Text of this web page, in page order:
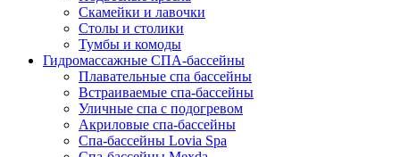
Скамейки и лавочки
Столы и столики
Тумбы и комоды
Гидромассажные СПА-бассейны
Плавательные спа бассейны
Встраиваемые спа-бассейны
Уличные спа с подогревом
Акриловые спа-бассейны
Спа-бассейны Lovia Spa